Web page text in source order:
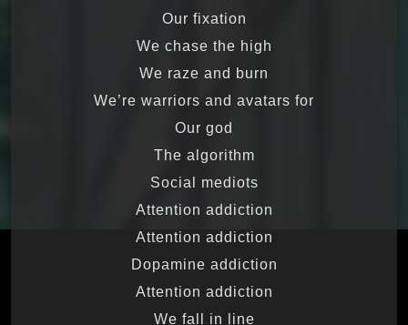
Our fixation
We chase the high
We raze and burn
We’re warriors and avatars for
Our god
The algorithm
Social mediots
Attention addiction
Attention addiction
Dopamine addiction
Attention addiction
We fall in line